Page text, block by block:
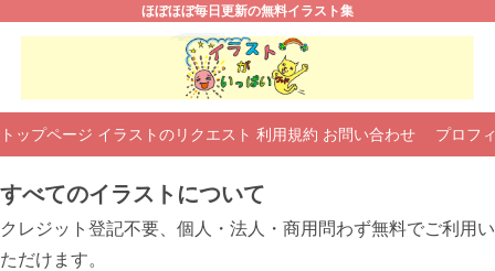
ほぼほぼ毎日更新の無料イラスト集
トップページ イラストのリクエスト 利用規約 お問い合わせ プロフ
すべてのイラストについて
クレジット登記不要、個人・法人・商用問わず無料でご利用い
ただけます。